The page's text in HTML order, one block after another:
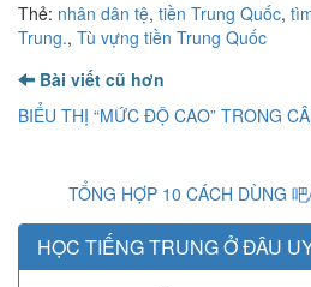
Thẻ: nhân dân tệ, tiền Trung Quốc,
Trung., Tù vựng tiền Trung Quốc
Bài viết cũ hơn
BIỂU THỊ “MỨC ĐỘ CAO” TRONG
TỔNG HỢP 10 CÁCH DÙNG
HỌC TIẾNG TRUNG Ở ĐÂU